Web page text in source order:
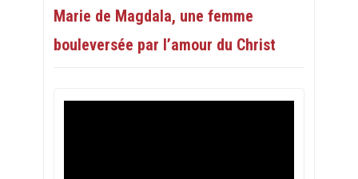
Marie de Magdala, une femme
bouleversée par l’amour du Christ